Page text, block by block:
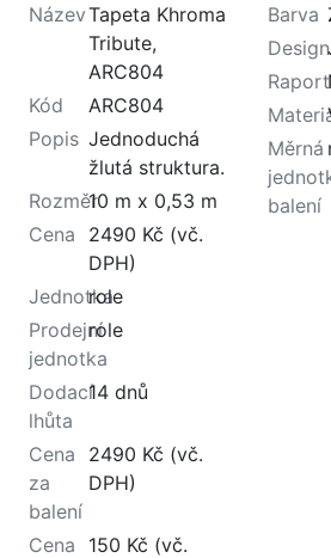
NázevTapeta Khroma
Tribute,
ARC804
Kód
ARC804
Popis Jednoduchá
žlutá struktura.
Rozměr10 m x 0,53 m
Cena
2490 Kč (vč.
DPH)
Jednotka
role
Prodejní
jednotka
role
Dodací
lhůta
14 dnů
Cena
za
balení
2490 Kč (vč.
DPH)
Cena
150 Kč (vč.
Barva
Design
Raport
Měrná
balení